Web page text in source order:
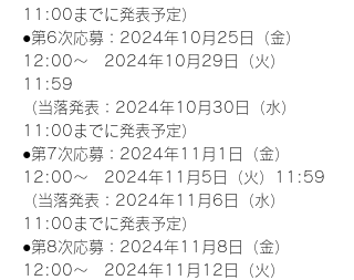
11:00までに発表予定）
●第6次応募：2024年10月25日（金）
12:00～　2024年10月29日（火）
11:59
（当落発表：2024年10月30日（水）
11:00までに発表予定）
●第7次応募：2024年11月1日（金）
12:00～　2024年11月5日（火）11:59
（当落発表：2024年11月6日（水）
11:00までに発表予定）
●第8次応募：2024年11月8日（金）
12:00～　2024年11月12日（火）